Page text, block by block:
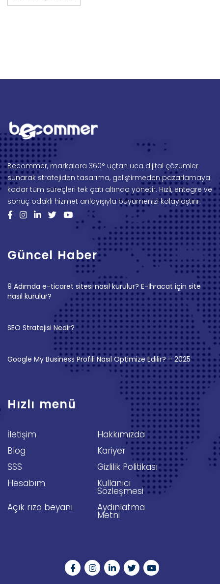
Becommer, markalara 360° uçtan uca dijital çözümler
sunarak stratejiden tasarıma, geliştirmeden pazarlamaya
kadar tüm süreçleri tek çatı altında yönetir. Hızlı, entegre ve
sonuç odaklı hizmet anlayışıyla büyümenizi kolaylaştırır.
Güncel Haber
9 Adımda e-ticaret sitesi nasıl kurulur? E-İhracat için site
nasıl kurulur?
SEO Stratejisi Nedir?
Google My Business Profili Nasıl Optimize Edilir? – 2025
Hızlı menü
İletişim
Hakkımızda
Blog
Kariyer
SSS
Gizlilik Politikası
Hesabım
Kullanıcı
Sözleşmesi
Açık rıza beyanı
Aydınlatma
Metni